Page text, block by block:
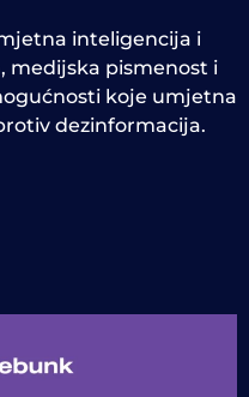
inteligencija i
medijska pismenost i
koje umjetna
dezinformacija.